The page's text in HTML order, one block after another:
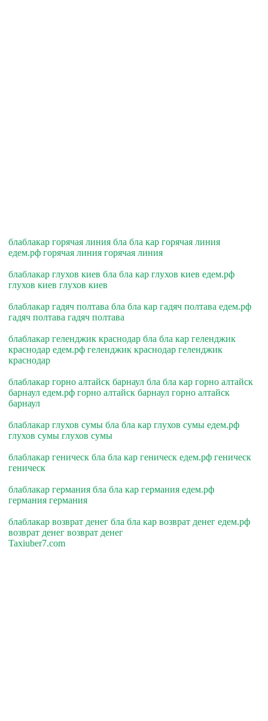
блаблакар горячая линия бла бла кар горячая линия
едем.рф горячая линия горячая линия
блаблакар глухов киев бла бла кар глухов киев едем.рф
глухов киев глухов киев
блаблакар гадяч полтава бла бла кар гадяч полтава едем.рф
гадяч полтава гадяч полтава
блаблакар геленджик краснодар бла бла кар геленджик
краснодар едем.рф геленджик краснодар геленджик
краснодар
блаблакар горно алтайск барнаул бла бла кар горно алтайск
барнаул едем.рф горно алтайск барнаул горно алтайск
барнаул
блаблакар глухов сумы бла бла кар глухов сумы едем.рф
глухов сумы глухов сумы
блаблакар геническ бла бла кар геническ едем.рф геническ
геническ
блаблакар германия бла бла кар германия едем.рф
германия германия
блаблакар возврат денег бла бла кар возврат денег едем.рф
возврат денег возврат денег
Taxiuber7.com